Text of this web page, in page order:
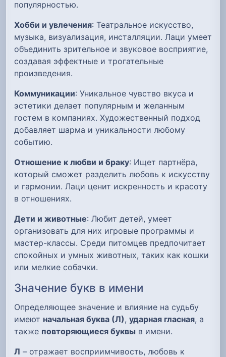
популярностью.
Хобби и увлечения: Театральное искусство,
музыка, визуализация, инсталляции. Лаци умеет
объединить зрительное и звуковое восприятие,
создавая эффектные и трогательные
произведения.
Коммуникации: Уникальное чувство вкуса и
эстетики делает популярным и желанным
гостем в компаниях. Художественный подход
добавляет шарма и уникальности любому
событию.
Отношение к любви и браку: Ищет партнёра,
который сможет разделить любовь к искусству
и гармонии. Лаци ценит искренность и красоту
в отношениях.
Дети и животные: Любит детей, умеет
организовать для них игровые программы и
мастер-классы. Среди питомцев предпочитает
спокойных и умных животных, таких как кошки
или мелкие собачки.
Значение букв в имени
Определяющее значение и влияние на судьбу
имеют начальная буква (Л), ударная гласная, а
также повторяющиеся буквы в имени.
Л – отражает восприимчивость, любовь к